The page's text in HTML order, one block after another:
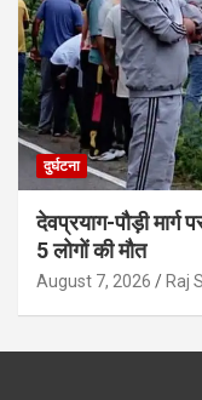
दुर्घटना
देवप्रयाग-पौड़ी मार्ग
5 लोगों की मौत
August 7, 2026 Raj